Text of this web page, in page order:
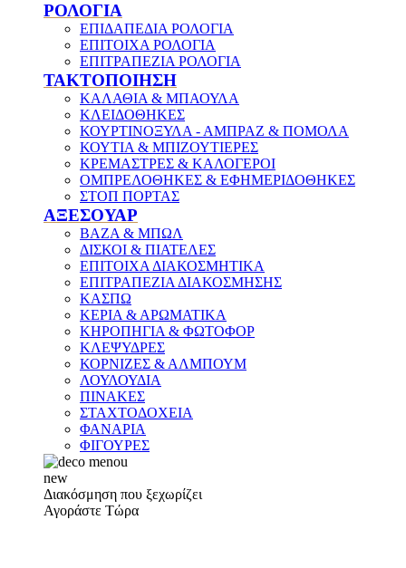
ΡΟΛΟΓΙΑ
ΕΠΙΔΑΠΕΔΙΑ ΡΟΛΟΓΙΑ
ΕΠΙΤΟΙΧΑ ΡΟΛΟΓΙΑ
ΕΠΙΤΡΑΠΕΖΙΑ ΡΟΛΟΓΙΑ
ΤΑΚΤΟΠΟΙΗΣΗ
ΚΑΛΑΘΙΑ & ΜΠΑΟΥΛΑ
ΚΛΕΙΔΟΘΗΚΕΣ
ΚΟΥΡΤΙΝΟΞΥΛΑ - ΑΜΠΡΑΖ & ΠΟΜΟΛΑ
ΚΟΥΤΙΑ & ΜΠΙΖΟΥΤΙΕΡΕΣ
ΚΡΕΜΑΣΤΡΕΣ & ΚΑΛΟΓΕΡΟΙ
ΟΜΠΡΕΛΟΘΗΚΕΣ & ΕΦΗΜΕΡΙΔΟΘΗΚΕΣ
ΣΤΟΠ ΠΟΡΤΑΣ
ΑΞΕΣΟΥΑΡ
ΒΑΖΑ & ΜΠΩΛ
ΔΙΣΚΟΙ & ΠΙΑΤΕΛΕΣ
ΕΠΙΤΟΙΧΑ ΔΙΑΚΟΣΜΗΤΙΚΑ
ΕΠΙΤΡΑΠΕΖΙΑ ΔΙΑΚΟΣΜΗΣΗΣ
ΚΑΣΠΩ
ΚΕΡΙΑ & ΑΡΩΜΑΤΙΚΑ
ΚΗΡΟΠΗΓΙΑ & ΦΩΤΟΦΟΡ
ΚΛΕΨΥΔΡΕΣ
ΚΟΡΝΙΖΕΣ & ΑΛΜΠΟΥΜ
ΛΟΥΛΟΥΔΙΑ
ΠΙΝΑΚΕΣ
ΣΤΑΧΤΟΔΟΧΕΙΑ
ΦΑΝΑΡΙΑ
ΦΙΓΟΥΡΕΣ
new
Διακόσμηση που ξεχωρίζει
Αγοράστε Τώρα